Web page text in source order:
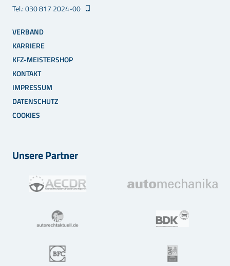
Tel.: 030 817 2024-00
VERBAND
KARRIERE
KFZ-MEISTERSHOP
KONTAKT
IMPRESSUM
DATENSCHUTZ
COOKIES
Unsere Partner